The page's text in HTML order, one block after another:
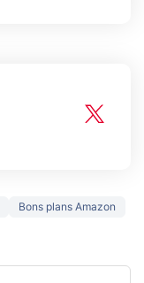
Bons plans Amazon